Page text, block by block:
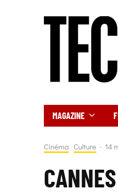
MAGAZINE
Cinéma Culture · 14